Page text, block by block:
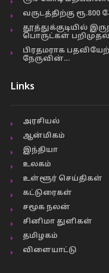
வருடத்திற்கு
தூத்துக்குடியில்
பொருட்கள்
பிரதமராக
நேருவின்…
Links
அரசியல்
ஆன்மிகம்
இந்தியா
உலகம்
உள்ளூர் செய்திகள்
கட்டுரைகள்
சமூக நலன்
சினிமா துளிகள்
தமிழகம்
விளையாட்டு